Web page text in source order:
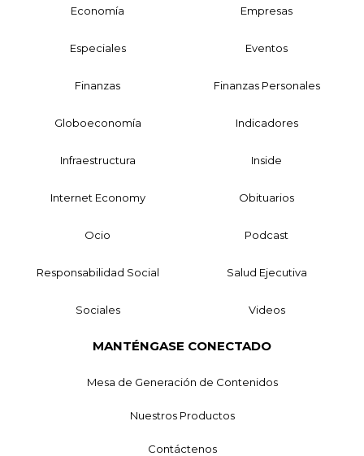
Economía Empresas
Especiales Eventos
Finanzas Finanzas Personales
Globoeconomía Indicadores
Infraestructura Inside
Internet Economy Obituarios
Ocio Podcast
Responsabilidad Social Salud Ejecutiva
Sociales Videos
MANTÉNGASE CONECTADO
Mesa de Generación de Contenidos
Nuestros Productos
Contáctenos